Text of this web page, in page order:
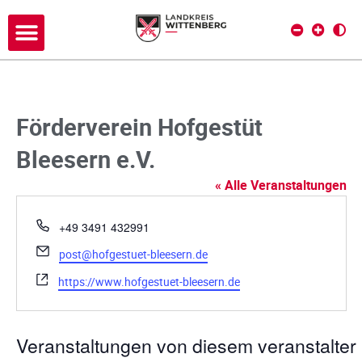
Förderverein Hofgestüt
Bleesern e.V.
« Alle Veranstaltungen
T
l
e
f
o
+49 3491 432991
E
m
a
post@hofgestuet-bleesern.de
W
e
b
e
https://www.hofgestuet-bleesern.de
Veranstaltungen von diesem veranstalter